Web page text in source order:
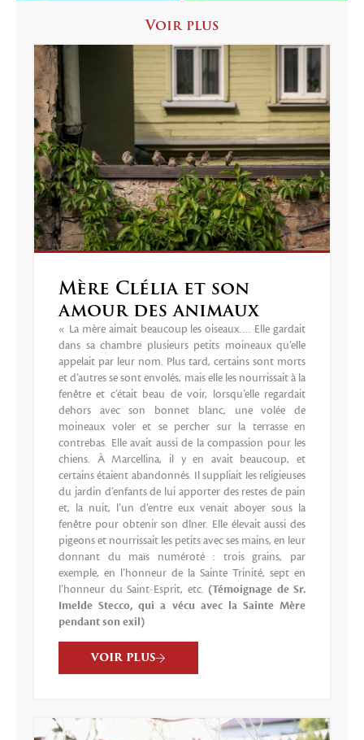
Voir plus
Mère Clélia et son
amour des animaux
« La mère aimait beaucoup les oiseaux…. Elle gardait
dans sa chambre plusieurs petits moineaux qu’elle
appelait par leur nom. Plus tard, certains sont morts
et d’autres se sont envolés, mais elle les nourrissait à la
fenêtre et c’était beau de voir, lorsqu’elle regardait
dehors avec son bonnet blanc, une volée de
moineaux voler et se percher sur la terrasse en
contrebas. Elle avait aussi de la compassion pour les
chiens. À Marcellina, il y en avait beaucoup, et
certains étaient abandonnés. Il suppliait les religieuses
du jardin d’enfants de lui apporter des restes de pain
et, la nuit, l’un d’entre eux venait aboyer sous la
fenêtre pour obtenir son dîner. Elle élevait aussi des
pigeons et nourrissait les petits avec ses mains, en leur
donnant du maïs numéroté : trois grains, par
exemple, en l’honneur de la Sainte Trinité, sept en
l’honneur du Saint-Esprit, etc. (Témoignage de Sr.
Imelde Stecco, qui a vécu avec la Sainte Mère
pendant son exil)
VOIR PLUS